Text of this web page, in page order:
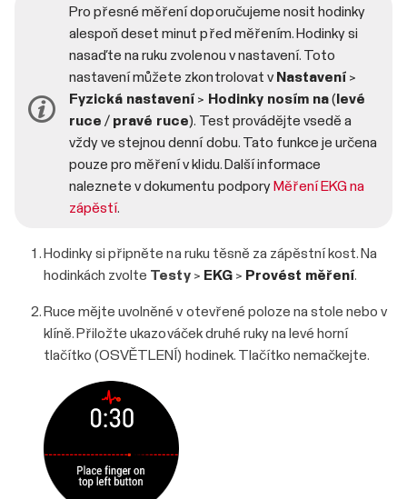
Pro přesné měření doporučujeme nosit hodinky
alespoň deset minut před měřením. Hodinky si
nasaďte na ruku zvolenou v nastavení. Toto
nastavení můžete zkontrolovat v Nastavení >
Fyzická nastavení > Hodinky nosím na(levé
ruce / pravé ruce). Test provádějte vsedě a
vždy ve stejnou denní dobu. Tato funkce je určena
pouze pro měření v klidu. Další informace
naleznete v dokumentu podpory Měření EKG na
zápěstí.
Hodinky si připněte na ruku těsně za zápěstní kost. Na
hodinkách zvolte Testy> EKG> Provést měření.
Ruce mějte uvolněné v otevřené poloze na stole nebo v
klíně. Přiložte ukazováček druhé ruky na levé horní
tlačítko (OSVĚTLENÍ) hodinek. Tlačítko nemačkejte.